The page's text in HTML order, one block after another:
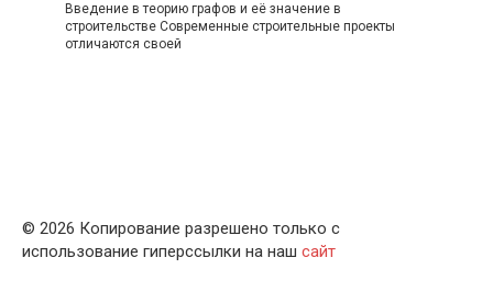
Введение в теорию графов и её значение в
строительстве Современные строительные проекты
отличаются своей
© 2026 Копирование разрешено только с
использование гиперссылки на наш сайт